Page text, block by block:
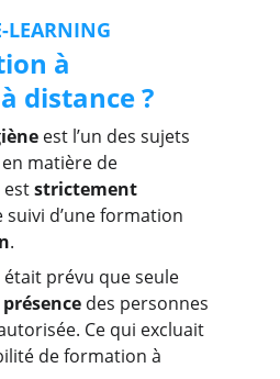
à
distance ?
est l’un des sujets
matière de
est strictement
suivi d’une formation
.
était prévu que seule
présence des personnes
Ce qui excluait
de formation à
LEARNING